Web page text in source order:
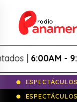
|6:00AM -
ESPECTÁCULOS
ESPECTÁCULOS